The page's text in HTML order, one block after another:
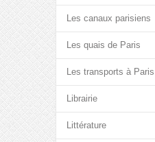
Les canaux parisiens
Les quais de Paris
Les transports à Paris
Librairie
Littérature